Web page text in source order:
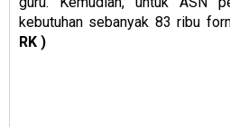
kebutuhan sebanyak 83 ribu
RK )